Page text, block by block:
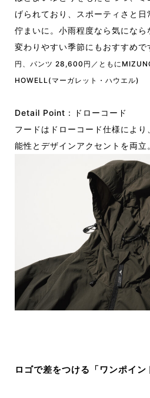
げられており、スポーティさと
佇まいに。小雨程度なら気にな
変わりやすい季節にもおすすめで
円、パンツ 28,600円／ともに
HOWELL(マーガレット・ハウエル)
Detail Point：ドローコード
フードはドローコード仕様によ
能性とデザインアクセントを両立
ロゴで差をつける「ワンポイン